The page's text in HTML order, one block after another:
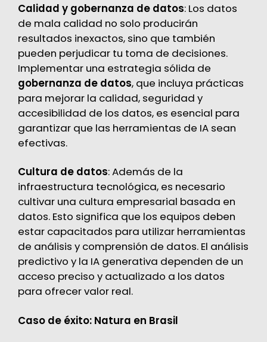
Calidad y gobernanza de datos: Los datos
de mala calidad no solo producirán
resultados inexactos, sino que también
pueden perjudicar tu toma de decisiones.
Implementar una estrategia sólida de
gobernanza de datos, que incluya prácticas
para mejorar la calidad, seguridad y
accesibilidad de los datos, es esencial para
garantizar que las herramientas de IA sean
efectivas.
Cultura de datos: Además de la
infraestructura tecnológica, es necesario
cultivar una cultura empresarial basada en
datos. Esto significa que los equipos deben
estar capacitados para utilizar herramientas
de análisis y comprensión de datos. El análisis
predictivo y la IA generativa dependen de un
acceso preciso y actualizado a los datos
para ofrecer valor real.
Caso de éxito: Natura en Brasil